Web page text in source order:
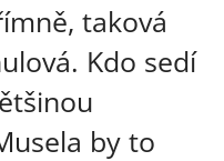
taková
Kdo sedí
by to